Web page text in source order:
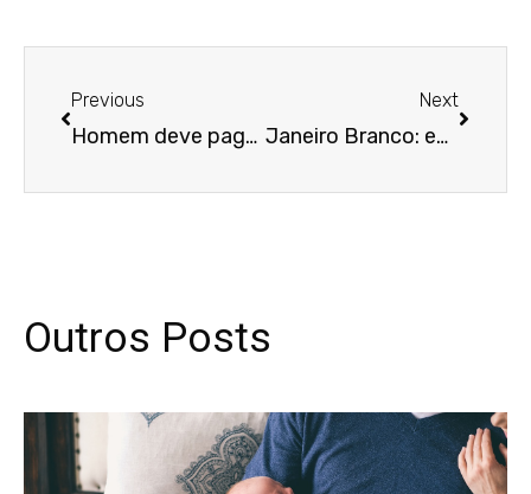
Previous
Homem deve pagar aluguel à irmã por uso exclusivo de imóvel herdado
Next
Janeiro Branco: empresa é multada por tentativa de acordo com trabalhador em sofrimento mental
Outros Posts